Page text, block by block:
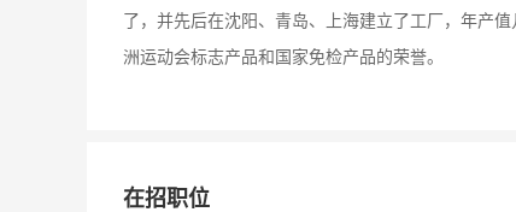
了，并先后在沈阳、青岛、上海建立了工厂，年产
洲运动会标志产品和国家免检产品的荣誉。
在招职位